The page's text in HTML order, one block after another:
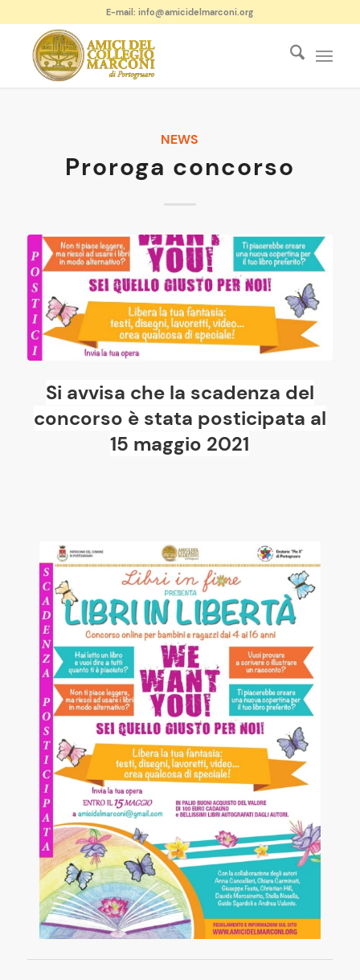
E-mail: info@amicidelmarconi.org
NEWS
Proroga concorso
Si avvisa che la scadenza del
concorso è stata posticipata al
15 maggio 2021